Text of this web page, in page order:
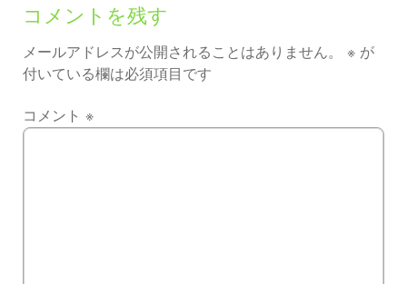
コメントを残す
メールアドレスが公開されることはありません。 ※ が
付いている欄は必須項目です
コメント ※